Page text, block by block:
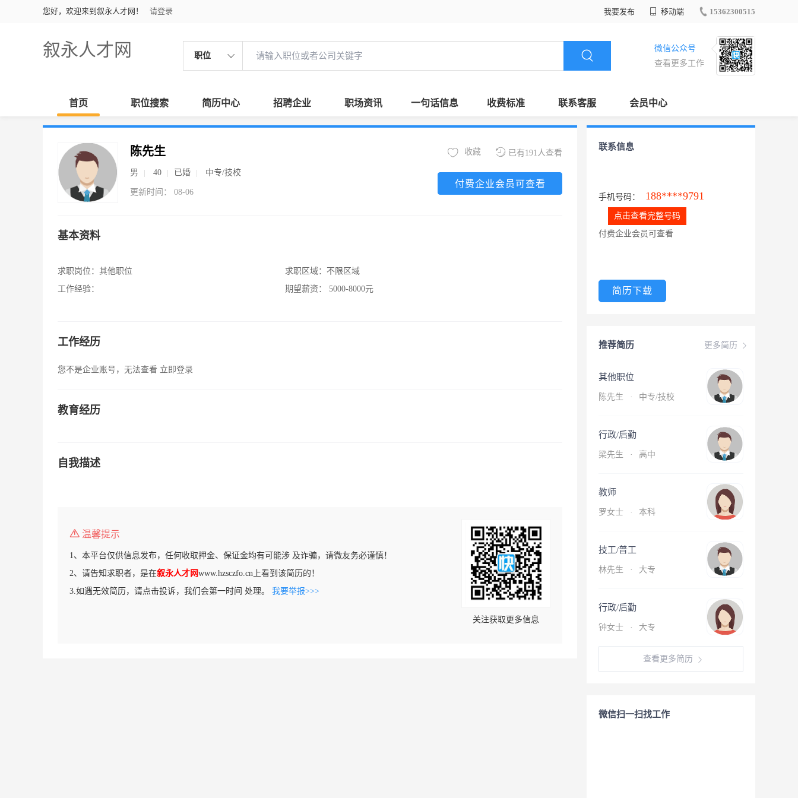
您好，欢迎来到叙永人才网！ 请登录 我要发布 移动端 15362300515
叙永人才网 职位
微信公众号
查看更多工作
首页 职位搜索 简历中心 招聘企业 职场资讯 一句话信息 收费标准 联系客服 会员中心
陈先生
男 40 已婚 中专/技校
更新时间： 08-06
已有191人查看
收藏
付费企业会员可查看
基本资料
求职岗位： 其他职位
工作经验：
求职区域： 不限区域
期望薪资：
5000-8000元
工作经历
您不是企业账号，无法查看 立即登录
教育经历
自我描述
温馨提示
1、本平台仅供信息发布，任何收取押金、保证金均有可能涉 及诈骗，请微友务必谨慎！
2、请告知求职者，是在叙永人才网www.hzsczfo.cn上看到该简历的！
3.如遇无效简历，请点击投诉，我们会第一时间 处理。 我要举报>>>
关注获取更多信息
联系信息
手机号码： 188****9791
点击查看完整号码
付费企业会员可查看
简历下载
更多简历
推荐简历
其他职位
陈先生 · 中专/技校
行政/后勤
梁先生 · 高中
教师
罗女士 · 本科
技工/普工
林先生 · 大专
行政/后勤
钟女士 · 大专
查看更多简历
微信扫一扫找工作